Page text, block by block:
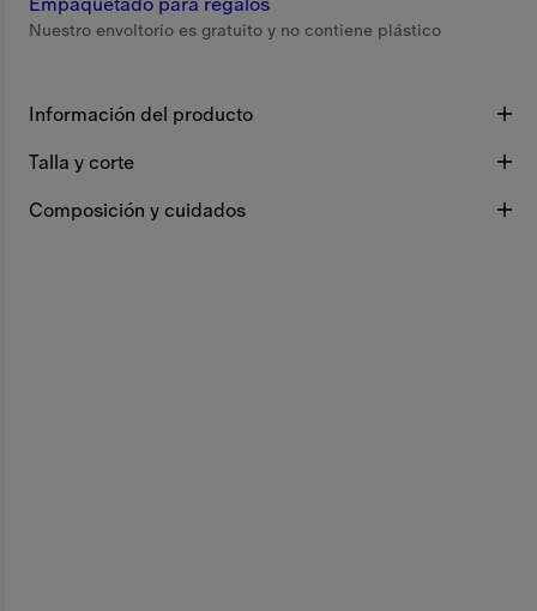
Nuestro envoltorio es gratuito y no contiene plástico
Información del producto
Talla y corte
Composición y cuidados